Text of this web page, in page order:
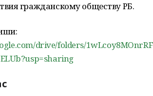
гражданскому обществу РБ.
drive/folders/